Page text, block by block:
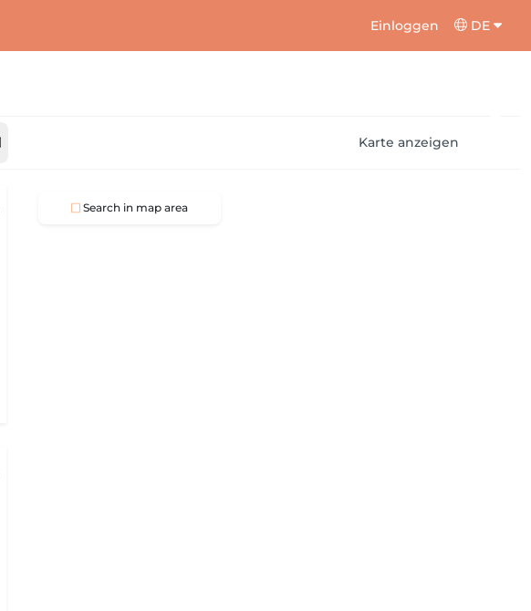
Einloggen DE
Karte anzeigen
Search in map area